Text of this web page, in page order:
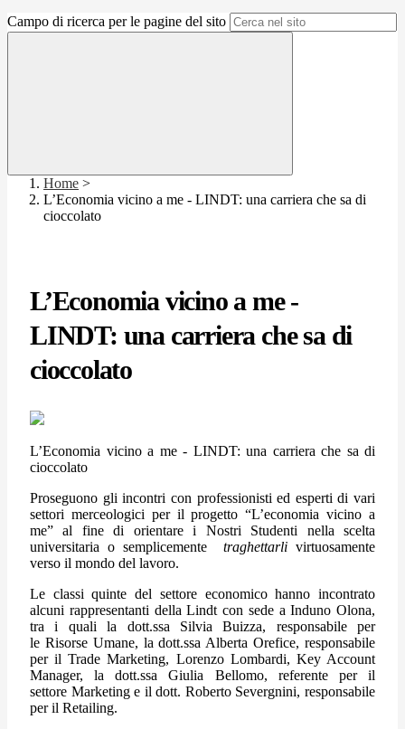
Campo di ricerca per le pagine del sito
Home >
L’Economia vicino a me - LINDT: una carriera che sa di
cioccolato
L’Economia vicino a me -
LINDT: una carriera che sa di
cioccolato
L’Economia vicino a me - LINDT: una carriera che sa di
cioccolato
Proseguono gli incontri con professionisti ed esperti di vari
settori merceologici per il progetto “L’economia vicino a
me” al fine di orientare i Nostri Studenti nella scelta
universitaria o semplicemente traghettarli virtuosamente
verso il mondo del lavoro.
Le classi quinte del settore economico hanno incontrato
alcuni rappresentanti della Lindt con sede a Induno Olona,
tra i quali la dott.ssa Silvia Buizza, responsabile per
le Risorse Umane, la dott.ssa Alberta Orefice, responsabile
per il Trade Marketing, Lorenzo Lombardi, Key Account
Manager, la dott.ssa Giulia Bellomo, referente per il
settore Marketing e il dott. Roberto Severgnini, responsabile
per il Retailing.